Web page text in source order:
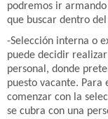
podremos ir
que buscar dentro
-Selección interna o
puede decidir
personal, donde
puesto vacante. Para
comenzar con la
se cubra con una